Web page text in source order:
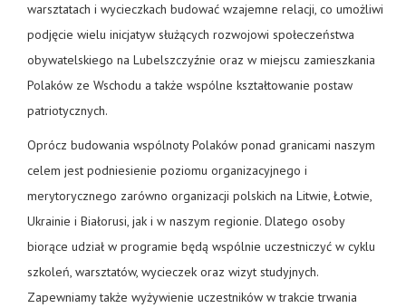
warsztatach i wycieczkach budować wzajemne relacji, co umożliwi
podjęcie wielu inicjatyw służących rozwojowi społeczeństwa
obywatelskiego na Lubelszczyźnie oraz w miejscu zamieszkania
Polaków ze Wschodu a także wspólne kształtowanie postaw
patriotycznych.
Oprócz budowania wspólnoty Polaków ponad granicami naszym
celem jest podniesienie poziomu organizacyjnego i
merytorycznego zarówno organizacji polskich na Litwie, Łotwie,
Ukrainie i Białorusi, jak i w naszym regionie. Dlatego osoby
biorące udział w programie będą wspólnie uczestniczyć w cyklu
szkoleń, warsztatów, wycieczek oraz wizyt studyjnych.
Zapewniamy także wyżywienie uczestników w trakcie trwania